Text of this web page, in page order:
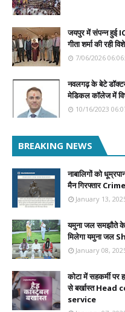
जयपुर में संपन्न हुई
गीता शर्मा की रही
7/06/2026
नवलगढ़ के बेटे डॉक्टर
मेडिकल कॉलेज में
10/16/2023
BREAKING NEWS
नाबालिगों को
मैन गिरफ्तार
January 13,
यमुना जल समझौते के
मिलेगा यमुना
January 08,
कोटा में सहकर्मी पर
से बर्खास्त
service